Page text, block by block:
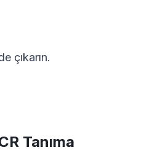
çıkarın.
Tanıma